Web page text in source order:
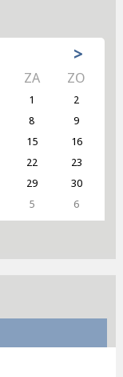
>
ZA ZO
1
2
8
9
15
16
22
23
29
30
5 6